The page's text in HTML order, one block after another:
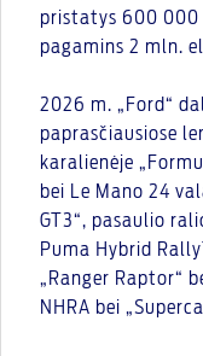
pristatys 600 000
pagamins 2 mln.
2026 m. „Ford“
paprasčiausiose
karalienėje
bei Le Mano 24
GT3“, pasaulio
Puma Hybrid
„Ranger Raptor“
NHRA bei